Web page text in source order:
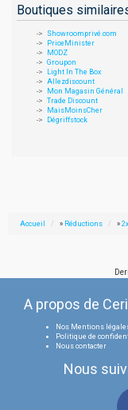
Boutiques
Showroomprivé.com
PriceMinister
MODZ
Groupon
Light In The Box
Allezdiscount
Mon Magasin Général
Trade Discount
MaisMoinsCher
Dégriffstock
Accueil » Réductions »
A propos de
Nos Mentions
Politique de
Nous contacter
Nous